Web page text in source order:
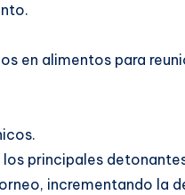
en alimentos para
principales
incrementando